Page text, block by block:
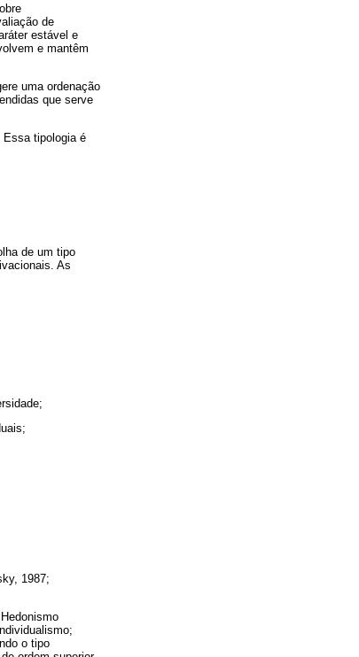
de
estável e
e mantêm
uma ordenação
que serve
Essa tipologia é
de um tipo
As
1987;
o tipo